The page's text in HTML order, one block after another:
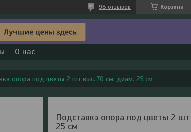
Корзина
98 отзывов
О нас
опора под цветы 2 шт выс. 70 см, диам. 25 см
Подставка опора под цветы 2
25 см